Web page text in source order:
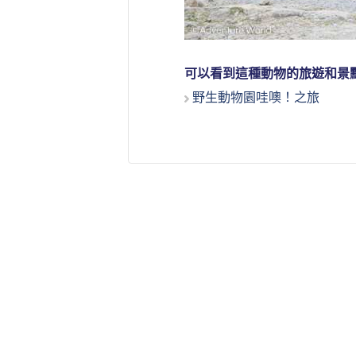
可以看到這種動物的旅遊和景
野生動物園哇噢！之旅